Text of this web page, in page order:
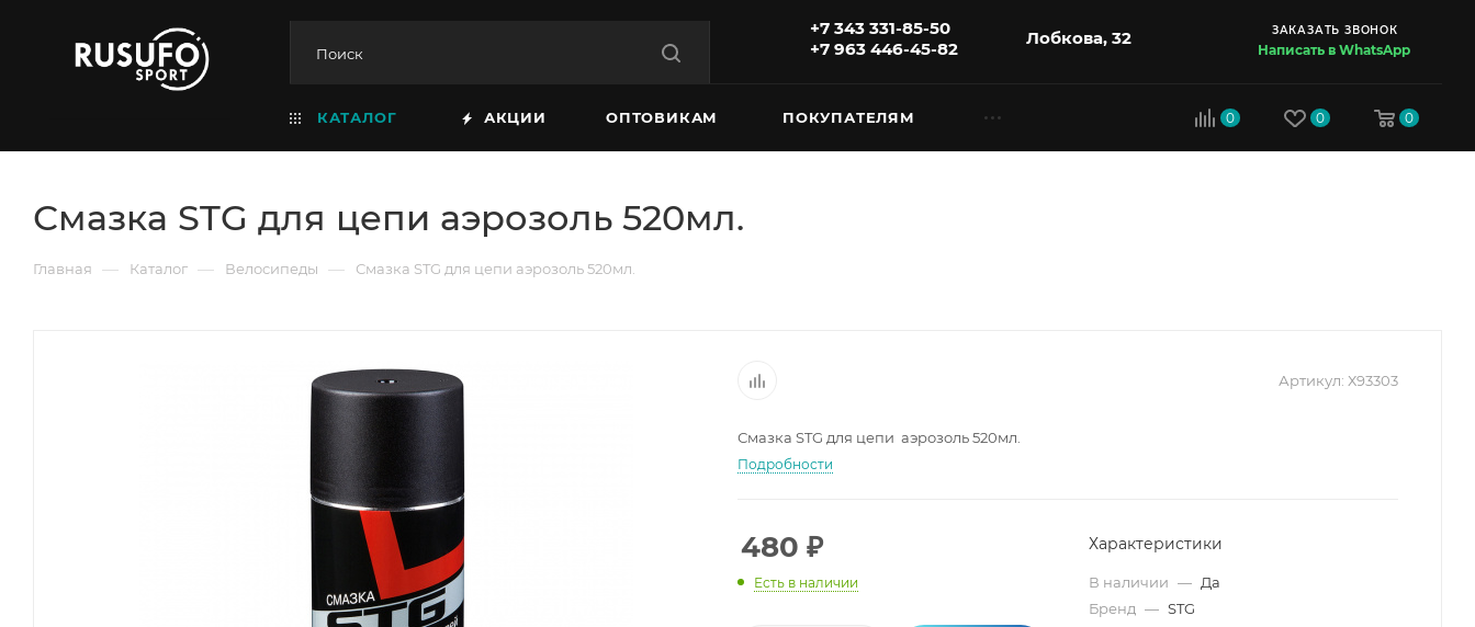
+7 343 331-85-50
+7 963 446-45-82
Лобкова, 32 ЗАКАЗАТЬ ЗВОНОК
Написать в WhatsApp
0 0 0
КАТАЛОГ АКЦИИ ОПТОВИКАМ ПОКУПАТЕЛЯМ
Смазка STG для цепи аэрозоль 520мл.
Главная — Каталог — Велосипеды — Смазка STG для цепи аэрозоль 520мл.
Артикул: Х93303
Смазка STG для цепи аэрозоль 520мл.
Подробности
480 ₽
Есть в наличии
Характеристики
В наличии — Да
Бренд — STG